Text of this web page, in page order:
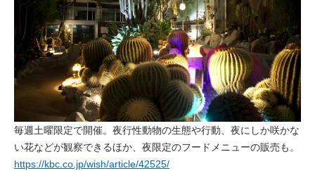
毎週土曜限定で開催。夜行性動物の生態や行動、夜にしか咲かな
い花などが観察できるほか、夜限定のフードメニューの販売も。
https://kbc.co.jp/wish/article/42525/